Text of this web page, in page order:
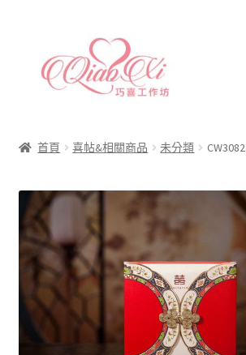
容喜帖&相關商品
彩色(相片)印刷注意事項
索取喜帖樣本須知
訂購須知
聯絡方式
首頁 喜帖&相關商品 未分類 CW3082